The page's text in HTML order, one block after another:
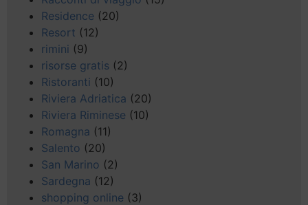
Residence (20)
Resort (12)
rimini (9)
risorse gratis (2)
Ristoranti (10)
Riviera Adriatica (20)
Riviera Riminese (10)
Romagna (11)
Salento (20)
San Marino (2)
Sardegna (12)
shopping online (3)